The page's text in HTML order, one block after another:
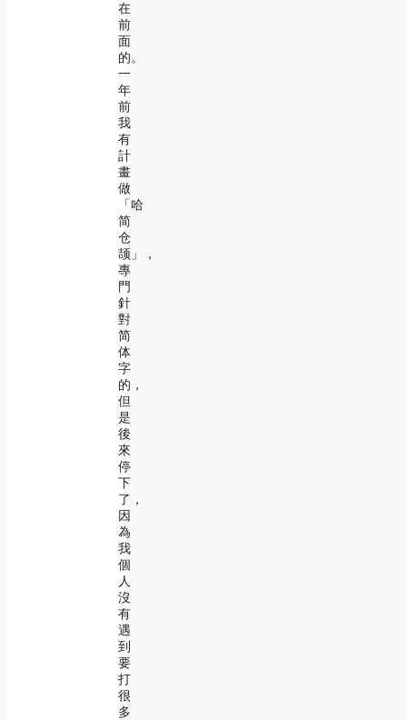
在
前
面
的。
一
年
前
我
有
計
畫
做
「哈
简
仓
颉」，
專
門
針
對
简
体
字
的，
但
是
後
來
停
下
了，
因
為
我
個
人
沒
有
遇
到
要
打
很
多